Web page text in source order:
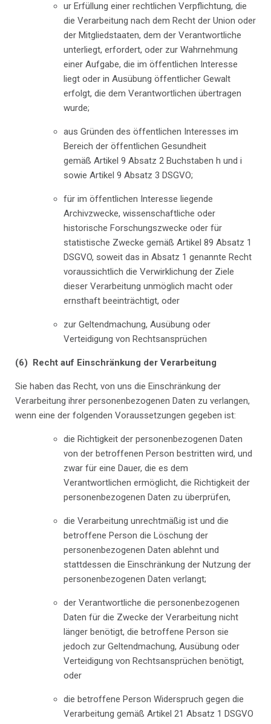
ur Erfüllung einer rechtlichen Verpflichtung, die
die Verarbeitung nach dem Recht der Union oder
der Mitgliedstaaten, dem der Verantwortliche
unterliegt, erfordert, oder zur Wahrnehmung
einer Aufgabe, die im öffentlichen Interesse
liegt oder in Ausübung öffentlicher Gewalt
erfolgt, die dem Verantwortlichen übertragen
wurde;
aus Gründen des öffentlichen Interesses im
Bereich der öffentlichen Gesundheit
gemäß Artikel 9 Absatz 2 Buchstaben h und i
sowie Artikel 9 Absatz 3 DSGVO;
für im öffentlichen Interesse liegende
Archivzwecke, wissenschaftliche oder
historische Forschungszwecke oder für
statistische Zwecke gemäß Artikel 89 Absatz 1
DSGVO, soweit das in Absatz 1 genannte Recht
voraussichtlich die Verwirklichung der Ziele
dieser Verarbeitung unmöglich macht oder
ernsthaft beeinträchtigt, oder
zur Geltendmachung, Ausübung oder
Verteidigung von Rechtsansprüchen
(6) Recht auf Einschränkung der Verarbeitung
Sie haben das Recht, von uns die Einschränkung der
Verarbeitung ihrer personenbezogenen Daten zu verlangen,
wenn eine der folgenden Voraussetzungen gegeben ist:
die Richtigkeit der personenbezogenen Daten
von der betroffenen Person bestritten wird, und
zwar für eine Dauer, die es dem
Verantwortlichen ermöglicht, die Richtigkeit der
personenbezogenen Daten zu überprüfen,
die Verarbeitung unrechtmäßig ist und die
betroffene Person die Löschung der
personenbezogenen Daten ablehnt und
stattdessen die Einschränkung der Nutzung der
personenbezogenen Daten verlangt;
der Verantwortliche die personenbezogenen
Daten für die Zwecke der Verarbeitung nicht
länger benötigt, die betroffene Person sie
jedoch zur Geltendmachung, Ausübung oder
Verteidigung von Rechtsansprüchen benötigt,
oder
die betroffene Person Widerspruch gegen die
Verarbeitung gemäß Artikel 21 Absatz 1 DSGVO